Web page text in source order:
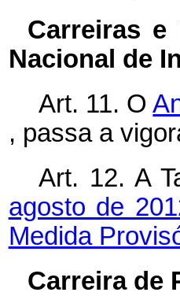
Carreiras e
Nacional de
Art. 11. O
, passa a
Art. 12. A
agosto de
Medida
Carreira de